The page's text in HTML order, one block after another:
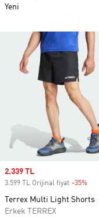
Yeni
Sale price
2.339 TL
3.599 TL Orijinal fiyat -35%
Terrex Multi Light Shorts
Erkek TERREX